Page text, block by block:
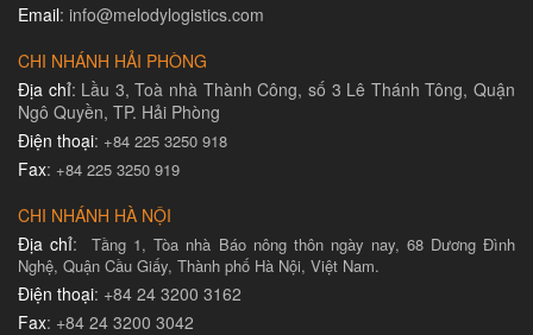
Email: info@melodylogistics.com
CHI NHÁNH HẢI PHÒNG
Địa chỉ: Lầu 3, Toà nhà Thành Công, số 3 Lê Thánh Tông, Quận
Ngô Quyền, TP. Hải Phòng
Điện thoại: +84 225 3250 918
Fax: +84 225 3250 919
CHI NHÁNH HÀ NỘI
Địa chỉ:
Tầng 1, Tòa nhà Báo nông thôn ngày nay, 68 Dương Đình
Nghệ, Quận Cầu Giấy, Thành phố Hà Nội, Việt Nam.
Điện thoại: +84 24 3200 3162
Fax: +84 24 3200 3042